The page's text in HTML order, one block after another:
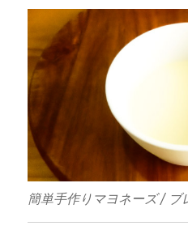
簡単手作りマヨネーズ / ブ